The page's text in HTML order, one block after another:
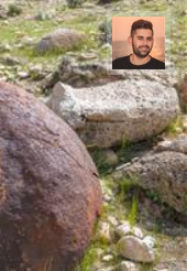
ابراهیم رفیعی